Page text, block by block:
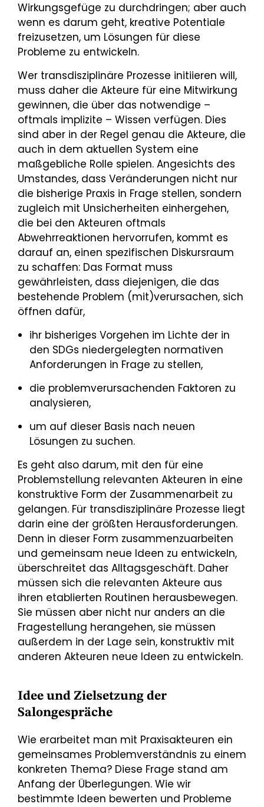
Wirkungsgefüge zu durchdringen; aber auch
wenn es darum geht, kreative Potentiale
freizusetzen, um Lösungen für diese
Probleme zu entwickeln.
Wer transdisziplinäre Prozesse initiieren will,
muss daher die Akteure für eine Mitwirkung
gewinnen, die über das notwendige –
oftmals implizite – Wissen verfügen. Dies
sind aber in der Regel genau die Akteure, die
auch in dem aktuellen System eine
maßgebliche Rolle spielen. Angesichts des
Umstandes, dass Veränderungen nicht nur
die bisherige Praxis in Frage stellen, sondern
zugleich mit Unsicherheiten einhergehen,
die bei den Akteuren oftmals
Abwehrreaktionen hervorrufen, kommt es
darauf an, einen spezifischen Diskursraum
zu schaffen: Das Format muss
gewährleisten, dass diejenigen, die das
bestehende Problem (mit)verursachen, sich
öffnen dafür,
ihr bisheriges Vorgehen im Lichte der in
den SDGs niedergelegten normativen
Anforderungen in Frage zu stellen,
die problemverursachenden Faktoren zu
analysieren,
um auf dieser Basis nach neuen
Lösungen zu suchen.
Es geht also darum, mit den für eine
Problemstellung relevanten Akteuren in eine
konstruktive Form der Zusammenarbeit zu
gelangen. Für transdisziplinäre Prozesse liegt
darin eine der größten Herausforderungen.
Denn in dieser Form zusammenzuarbeiten
und gemeinsam neue Ideen zu entwickeln,
überschreitet das Alltagsgeschäft. Daher
müssen sich die relevanten Akteure aus
ihren etablierten Routinen herausbewegen.
Sie müssen aber nicht nur anders an die
Fragestellung herangehen, sie müssen
außerdem in der Lage sein, konstruktiv mit
anderen Akteuren neue Ideen zu entwickeln.
Idee und Zielsetzung der
Salongespräche
Wie erarbeitet man mit Praxisakteuren ein
gemeinsames Problemverständnis zu einem
konkreten Thema? Diese Frage stand am
Anfang der Überlegungen. Wie wir
bestimmte Ideen bewerten und Probleme